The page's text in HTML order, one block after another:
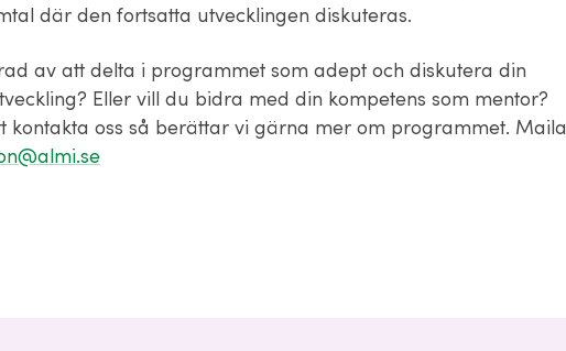
där den fortsatta utvecklingen diskuteras.
av att delta i programmet som adept och diskutera din
Eller vill du bidra med din kompetens som mentor?
kontakta oss så berättar vi gärna mer om programmet. Maila